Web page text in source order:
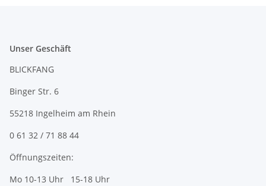
Unser Geschäft
BLICKFANG
Binger Str. 6
55218 Ingelheim am Rhein
0 61 32 / 71 88 44
Öffnungszeiten:
Mo 10-13 Uhr 15-18 Uhr